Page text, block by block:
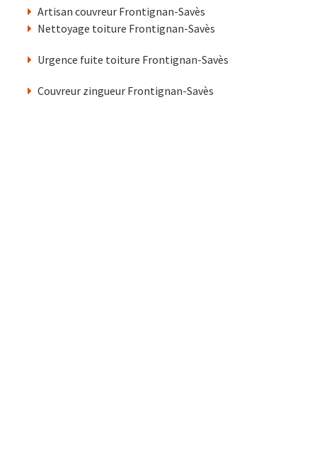
Artisan couvreur Frontignan-Savès
Nettoyage toiture Frontignan-Savès
Urgence fuite toiture Frontignan-Savès
Couvreur zingueur Frontignan-Savès